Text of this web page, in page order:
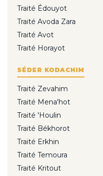
Traité Édouyot
Traité Avoda Zara
Traité Avot
Traité Horayot
SÉDER KODACHIM
Traité Zevahim
Traité Mena'hot
Traité 'Houlin
Traité Békhorot
Traité Erkhin
Traité Temoura
Traité Kritout